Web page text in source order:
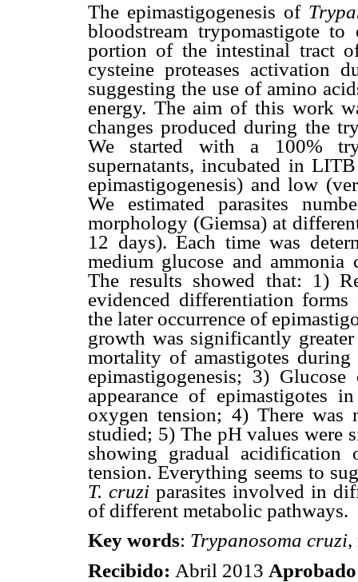
The epimastigogenesis of
bloodstream trypomastigote
portion of the intestinal tract
cysteine proteases activation
suggesting the use of amino
energy. The aim of this work
changes produced during the
We started with a 100%
supernatants, incubated in
epimastigogenesis) and low
We estimated parasites
morphology (Giemsa) at
12 days). Each time was
medium glucose and
The results showed that: 1)
evidenced differentiation
the later occurrence of
growth was significantly
mortality of amastigotes
epimastigogenesis; 3)
appearance of epimastigotes
oxygen tension; 4) There was
studied; 5) The pH values
showing gradual
tension. Everything seems to
T. cruzi parasites involved in
of different metabolic pathways.
Key words: Trypanosoma cruzi,
Recibido: Abril 2013